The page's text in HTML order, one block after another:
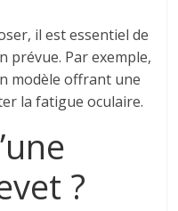
il est essentiel de
prévue. Par exemple,
modèle offrant une
la fatigue oculaire.
?